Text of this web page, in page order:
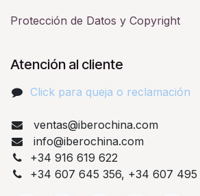
Protección de Datos y Copyright
Atención al cliente
Click para queja o reclamación​
ventas@iberochina.com
info@iberochina.com
+34 916 619 622
+34 607 645 356, +34 607 495